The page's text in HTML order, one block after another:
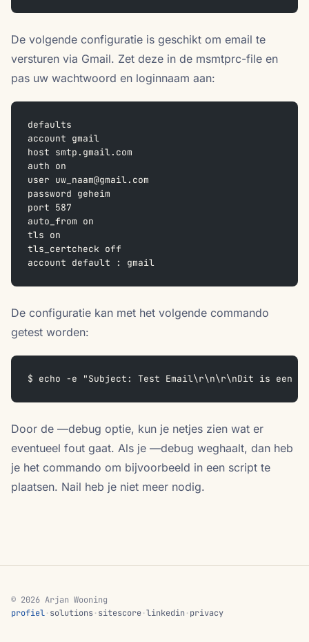
De volgende configuratie is geschikt om email te
versturen via Gmail. Zet deze in de msmtprc-file en
pas uw wachtwoord en loginnaam aan:
defaults
account gmail
host smtp.gmail.com
auth on
user uw_naam@gmail.com
password geheim
port 587
auto_from on
tls on
tls_certcheck off
account default : gmail
De configuratie kan met het volgende commando
getest worden:
$ echo -e "Subject: Test Email\r\n\r\nDit is een test
Door de —debug optie, kun je netjes zien wat er
eventueel fout gaat. Als je —debug weghaalt, dan heb
je het commando om bijvoorbeeld in een script te
plaatsen. Nail heb je niet meer nodig.
© 2026 Arjan Wooning
profiel·solutions·sitescore·linkedin ·privacy